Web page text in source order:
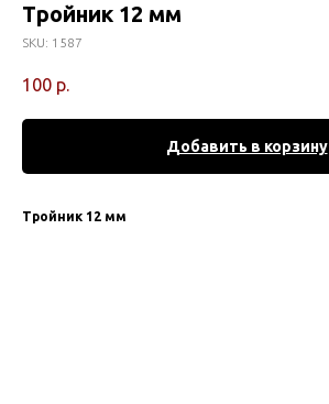
Тройник 12 мм
SKU: 1587
100 р.
Добавить в корзину
Тройник 12 мм